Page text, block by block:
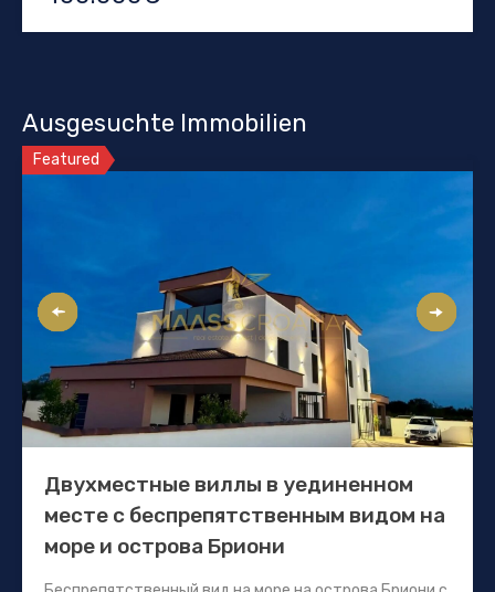
Ausgesuchte Immobilien
Featured
Двухместные виллы в уединенном
месте с беспрепятственным видом на
море и острова Бриони